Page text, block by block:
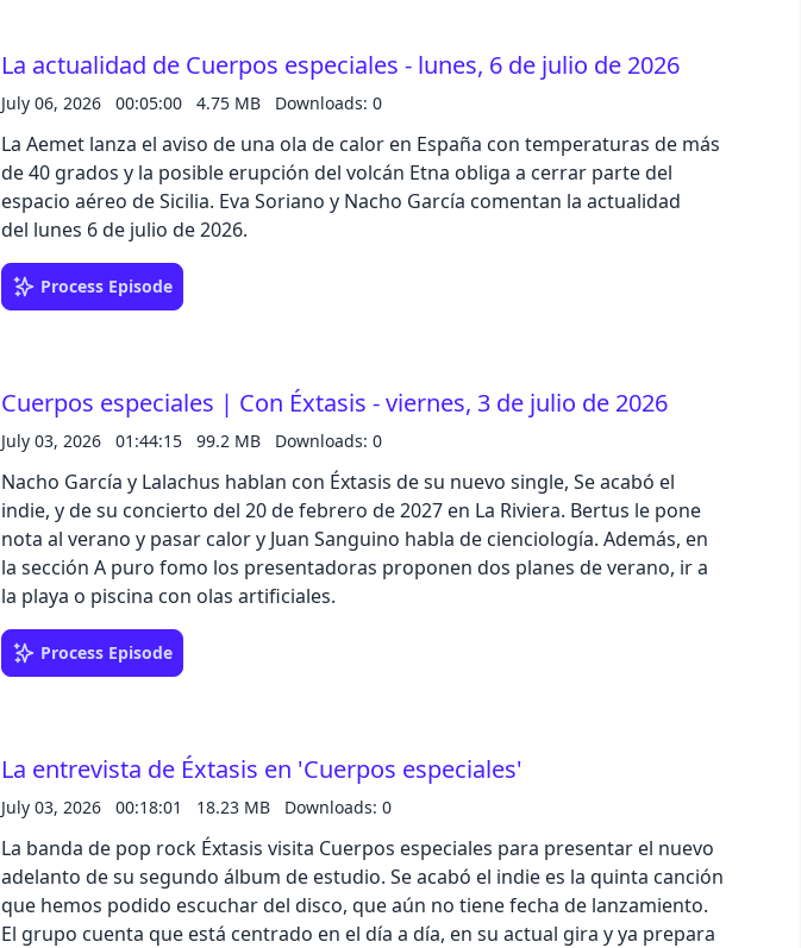
night
winter
La actualidad de Cuerpos especiales - lunes, 6 de julio de 2026
July 06, 2026 00:05:00 4.75 MB Downloads: 0
La Aemet lanza el aviso de una ola de calor en España con temperaturas de más
de 40 grados y la posible erupción del volcán Etna obliga a cerrar parte del
espacio aéreo de Sicilia. Eva Soriano y Nacho García comentan la actualidad
del lunes 6 de julio de 2026.
Process Episode
Cuerpos especiales | Con Éxtasis - viernes, 3 de julio de 2026
July 03, 2026 01:44:15 99.2 MB Downloads: 0
Nacho García y Lalachus hablan con Éxtasis de su nuevo single, Se acabó el
indie, y de su concierto del 20 de febrero de 2027 en La Riviera. Bertus le pone
nota al verano y pasar calor y Juan Sanguino habla de cienciología. Además, en
la sección A puro fomo los presentadoras proponen dos planes de verano, ir a
la playa o piscina con olas artificiales.
Process Episode
La entrevista de Éxtasis en 'Cuerpos especiales'
July 03, 2026 00:18:01 18.23 MB Downloads: 0
La banda de pop rock Éxtasis visita Cuerpos especiales para presentar el nuevo
adelanto de su segundo álbum de estudio. Se acabó el indie es la quinta canción
que hemos podido escuchar del disco, que aún no tiene fecha de lanzamiento.
El grupo cuenta que está centrado en el día a día, en su actual gira y ya prepara